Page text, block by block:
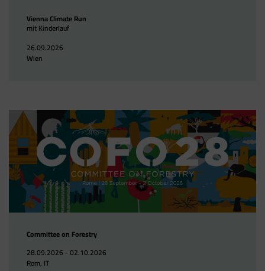
Vienna Climate Run
mit Kinderlauf
26.09.2026
Wien
Committee on Forestry
28.09.2026 - 02.10.2026
Rom, IT